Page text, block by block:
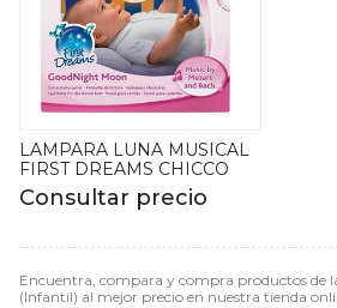
Encuentra, compara y compra productos de
(Infantil) al mejor precio en nuestra tienda
LAMPARA LUNA MUSICAL
FIRST DREAMS CHICCO
Consultar precio